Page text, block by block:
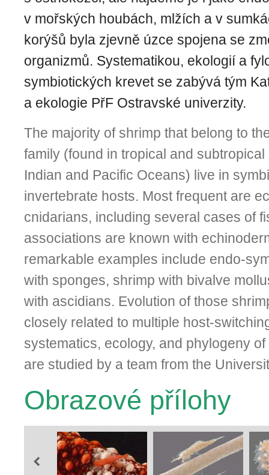
v mořských houbách, mlžích a v
korýšů byla zjevně úzce spojena se
organizmů. Systematikou, ekologií a
symbiotických krevet se zabývá tým
a ekologie PřF Ostravské univerzity.
The majority of shrimp that belong to
family (found in tropical and
Indian and Pacific Oceans) live in
invertebrate hosts. Most frequent are
cnidarians, including several cases of
associations are known with
remarkable examples include endo-
with sponges, shrimp with bivalve
with ascidians. Evolution of those
closely related to multiple host-
systematics, ecology, and phylogeny
are studied by a team from the
Obrazové přílohy